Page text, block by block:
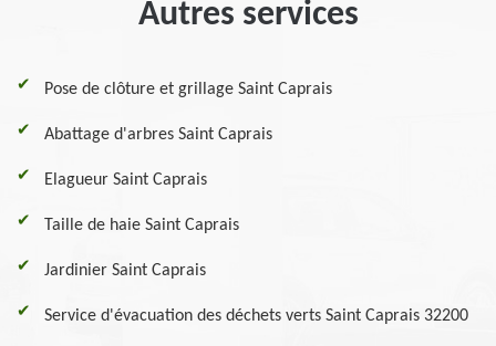
Autres services
Pose de clôture et grillage Saint Caprais
Abattage d'arbres Saint Caprais
Elagueur Saint Caprais
Taille de haie Saint Caprais
Jardinier Saint Caprais
Service d'évacuation des déchets verts Saint Caprais 32200